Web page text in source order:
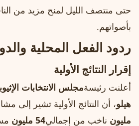
حتى منتصف الليل لمنح مزيد من
بأصواتهم.
ردود الفعل المحلية
إقرار النتائج الأولية
أعلنت رئيسةمجلس الانتخابات
هيلو، أن النتائج الأولية تشير إلى
مليون ناخب من إجمالي54 مليون